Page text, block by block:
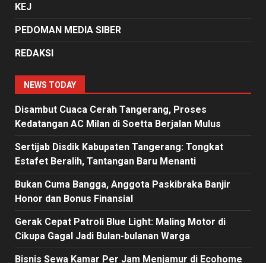
KEJ
PEDOMAN MEDIA SIBER
REDAKSI
NEWS TODAY
Disambut Cuaca Cerah Tangerang, Proses
Kedatangan AC Milan di Soetta Berjalan Mulus
Sertijab Disdik Kabupaten Tangerang: Tongkat
Estafet Beralih, Tantangan Baru Menanti
Bukan Cuma Bangga, Anggota Paskibraka Banjir
Honor dan Bonus Finansial
Gerak Cepat Patroli Blue Light: Maling Motor di
Cikupa Gagal Jadi Bulan-bulanan Warga
Bisnis Sewa Kamar Per Jam Menjamur di Ecohome